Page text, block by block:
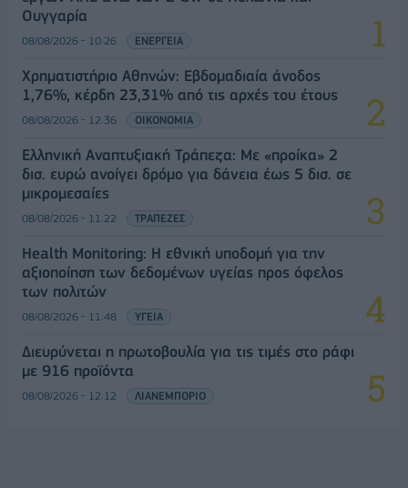
Ουγγαρία
08/08/2026 - 10:26 ΕΝΕΡΓΕΙΑ
Χρηματιστήριο Αθηνών: Εβδομαδιαία άνοδος
1,76%, κέρδη 23,31% από τις αρχές του έτους
08/08/2026 - 12:36 ΟΙΚΟΝΟΜΙΑ
Ελληνική Αναπτυξιακή Τράπεζα: Με «προίκα» 2
δισ. ευρώ ανοίγει δρόμο για δάνεια έως 5 δισ. σε
μικρομεσαίες
08/08/2026 - 11:22 ΤΡΑΠΕΖΕΣ
Health Monitoring: Η εθνική υποδομή για την
αξιοποίηση των δεδομένων υγείας προς όφελος
των πολιτών
08/08/2026 - 11:48 ΥΓΕΙΑ
Διευρύνεται η πρωτοβουλία για τις τιμές στο ράφι
με 916 προϊόντα
08/08/2026 - 12:12 ΛΙΑΝΕΜΠΟΡΙΟ